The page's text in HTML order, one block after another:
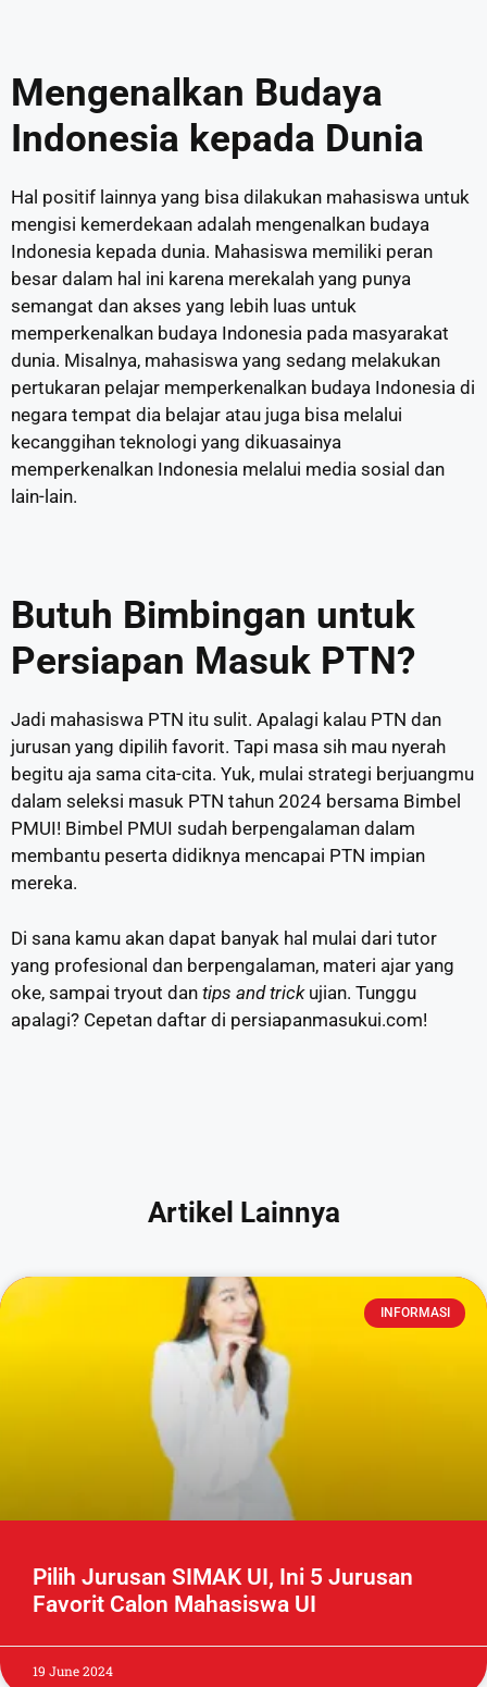
Mengenalkan Budaya
Indonesia kepada Dunia
Hal positif lainnya yang bisa dilakukan mahasiswa untuk
mengisi kemerdekaan adalah mengenalkan budaya
Indonesia kepada dunia. Mahasiswa memiliki peran
besar dalam hal ini karena merekalah yang punya
semangat dan akses yang lebih luas untuk
memperkenalkan budaya Indonesia pada masyarakat
dunia. Misalnya, mahasiswa yang sedang melakukan
pertukaran pelajar memperkenalkan budaya Indonesia di
negara tempat dia belajar atau juga bisa melalui
kecanggihan teknologi yang dikuasainya
memperkenalkan Indonesia melalui media sosial dan
lain-lain.
Butuh Bimbingan untuk
Persiapan Masuk PTN?
Jadi mahasiswa PTN itu sulit. Apalagi kalau PTN dan
jurusan yang dipilih favorit. Tapi masa sih mau nyerah
begitu aja sama cita-cita. Yuk, mulai strategi berjuangmu
dalam seleksi masuk PTN tahun 2024 bersama Bimbel
PMUI! Bimbel PMUI sudah berpengalaman dalam
membantu peserta didiknya mencapai PTN impian
mereka.
Di sana kamu akan dapat banyak hal mulai dari tutor
yang profesional dan berpengalaman, materi ajar yang
oke, sampai tryout dan tips and trickujian. Tunggu
apalagi? Cepetan daftar di persiapanmasukui.com!
Artikel Lainnya
INFORMASI
Pilih Jurusan SIMAK UI, Ini 5 Jurusan
Favorit Calon Mahasiswa UI
19 June 2024